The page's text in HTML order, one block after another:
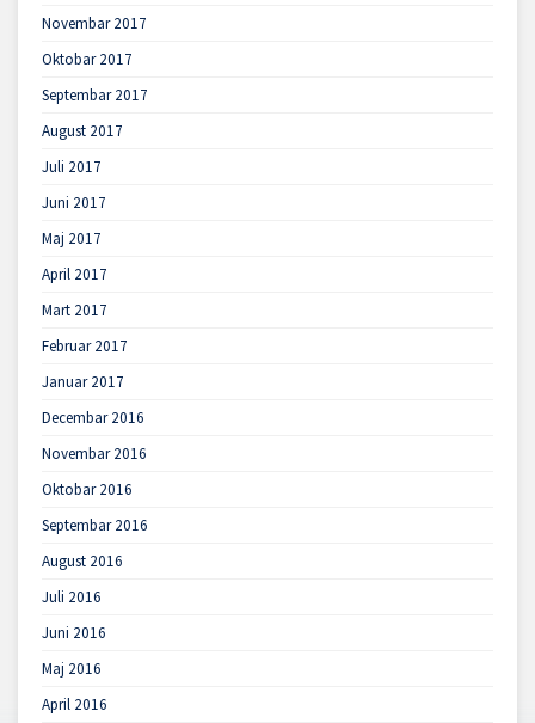
Novembar 2017
Oktobar 2017
Septembar 2017
August 2017
Juli 2017
Juni 2017
Maj 2017
April 2017
Mart 2017
Februar 2017
Januar 2017
Decembar 2016
Novembar 2016
Oktobar 2016
Septembar 2016
August 2016
Juli 2016
Juni 2016
Maj 2016
April 2016